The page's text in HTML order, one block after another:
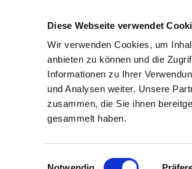
Diese Webseite verwendet
Wir verwenden Cookies, um
anbieten zu können und die
Informationen zu Ihrer
und Analysen weiter. Unsere
zusammen, die Sie ihnen
gesammelt haben.
Einwilligungsauswahl
teachSam- Arbeitsbereiche:
Arbeitstechniken- Deutsch-
-Methodik und
So sucht man auf
Wilhelm Cecil, Baron
Bausteine